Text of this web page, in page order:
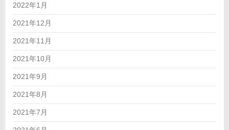
2022年1月
2021年12月
2021年11月
2021年10月
2021年9月
2021年8月
2021年7月